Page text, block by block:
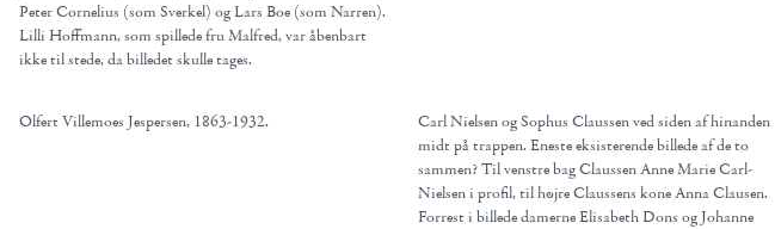
Peter Cornelius (som Sverkel) og Lars Boe (som Narren).
Lilli Hoffmann, som spillede fru Malfred, var åbenbart
ikke til stede, da billedet skulle tages.
Olfert Villemoes Jespersen, 1863-1932.
Carl Nielsen og Sophus Claussen ved siden af hinanden
midt på trappen. Eneste eksisterende billede af de to
sammen? Til venstre bag Claussen Anne Marie Carl-
Nielsen i profil, til højre Claussens kone Anna Clausen.
Forrest i billede damerne Elisabeth Dons og Johanne